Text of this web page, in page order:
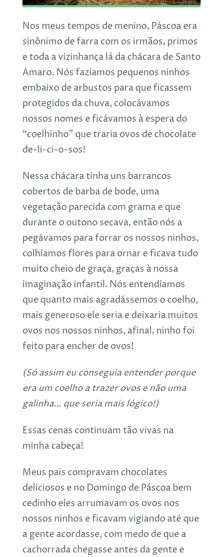
Nos meus tempos de menino, Páscoa era
sinônimo de farra com os irmãos, primos
e toda a vizinhança lá da chácara de Santo
Amaro. Nós fazíamos pequenos ninhos
embaixo de arbustos para que ficassem
protegidos da chuva, colocávamos
nossos nomes e ficávamos à espera do
“coelhinho” que traria ovos de chocolate
de-li-ci-o-sos!
Nessa chácara tinha uns barrancos
cobertos de barba de bode, uma
vegetação parecida com grama e que
durante o outono secava, então nós a
pegávamos para forrar os nossos ninhos,
colhíamos flores para ornar e ficava tudo
muito cheio de graça, graças à nossa
imaginação infantil. Nós entendíamos
que quanto mais agradássemos o coelho,
mais generoso ele seria e deixaria muitos
ovos nos nossos ninhos, afinal, ninho foi
feito para encher de ovos!
(Só assim eu conseguia entender porque
era um coelho a trazer ovos e não uma
galinha… que seria mais lógico!)
Essas cenas continuam tão vivas na
minha cabeça!
Meus pais compravam chocolates
deliciosos e no Domingo de Páscoa bem
cedinho eles arrumavam os ovos nos
nossos ninhos e ficavam vigiando até que
a gente acordasse, com medo de que a
cachorrada chegasse antes da gente e